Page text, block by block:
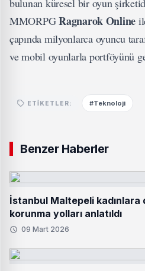
bulunan küresel bir oyun
MMORPGRagnarok Online
çapında milyonlarca oyuncu
ve mobil oyunlarla portföyünü
ETIKETLER: #Teknoloji
Benzer Haberler
İstanbul Maltepeli
korunma yolları anlatıldı
09 Mart 2026